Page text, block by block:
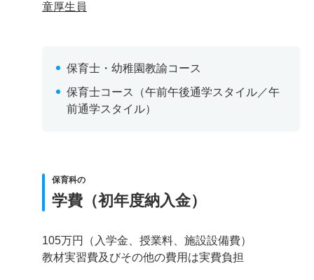
童厚生員
保育士・幼稚園教諭コース
保育士コース（午前午後通学スタイル／午
前通学スタイル）
保育科の
学費（初年度納入金）
105万円（入学金、授業料、施設設備費）
教材実習費及びその他の費用は実費負担